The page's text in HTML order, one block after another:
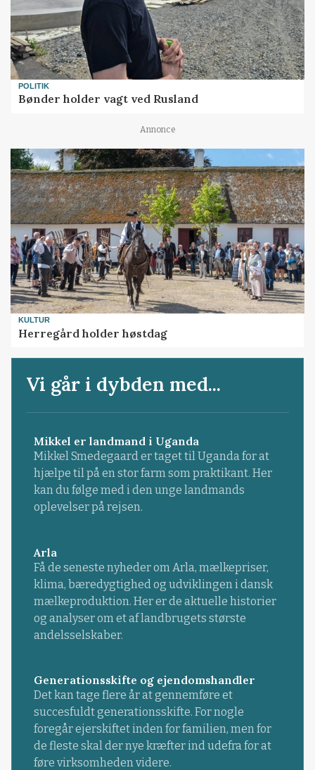
POLITIK
Bønder holder vagt ved Rusland
Annonce
KULTUR
Herregård holder høstdag
Vi går i dybden med...
Mikkel er landmand i Uganda
Mikkel Smedegaard er taget til Uganda for at
hjælpe til på en stor farm som praktikant. Her
kan du følge med i den unge landmands
oplevelser på rejsen.
Arla
Få de seneste nyheder om Arla, mælkepriser,
klima, bæredygtighed og udviklingen i dansk
mælkeproduktion. Her er de aktuelle historier
og analyser om et af landbrugets største
andelsselskaber.
Generationsskifte og ejendomshandler
Det kan tage flere år at gennemføre et
succesfuldt generationsskifte. For nogle
foregår ejerskiftet inden for familien, men for
de fleste skal der nye kræfter ind udefra for at
føre virksomheden videre.